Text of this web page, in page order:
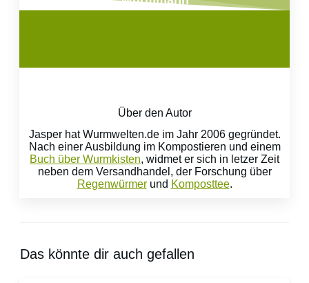
Über den Autor
Jasper hat Wurmwelten.de im Jahr 2006 gegründet.
Nach einer Ausbildung im Kompostieren und einem
Buch über Wurmkisten, widmet er sich in letzer Zeit
neben dem Versandhandel, der Forschung über
Regenwürmerund Komposttee.
Das könnte dir auch gefallen